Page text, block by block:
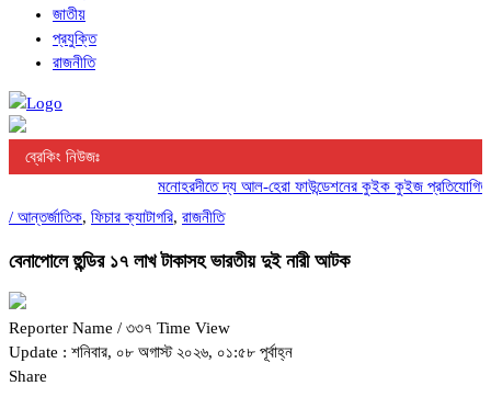
জাতীয়
প্রযুক্তি
রাজনীতি
ব্রেকিং নিউজঃ
মনোহরদীতে দ্য আল-হেরা ফাউন্ডেশনের কুইক কুইজ প্রতিযোগিতা
/ আন্তর্জাতিক, ফিচার ক্যাটাগরি, রাজনীতি
বেনাপোলে হুন্ডির ১৭ লাখ টাকাসহ ভারতীয় দুই নারী আটক
Reporter Name / ৩৩৭ Time View
Update : শনিবার, ০৮ অগাস্ট ২০২৬, ০১:৫৮ পূর্বাহ্ন
Share